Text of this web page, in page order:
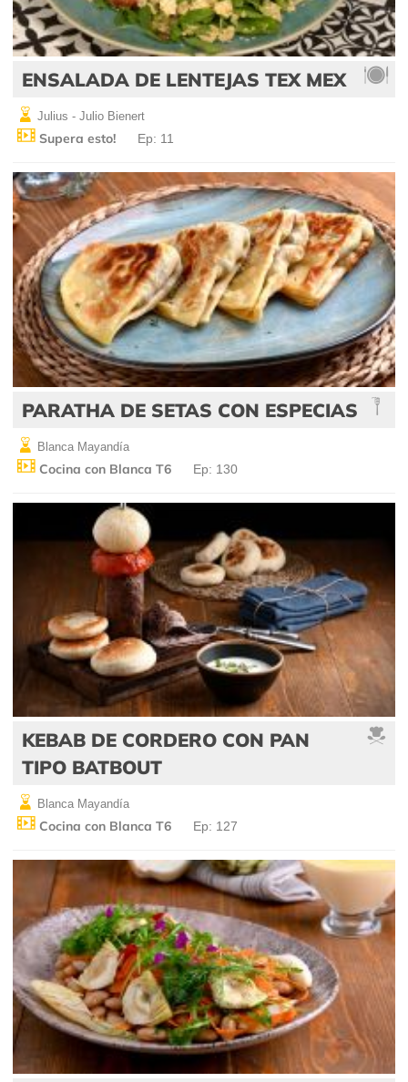
ENSALADA DE LENTEJAS TEX MEX
Julius - Julio Bienert
Supera esto! Ep: 11
PARATHA DE SETAS CON ESPECIAS
Blanca Mayandía
Cocina con Blanca T6 Ep: 130
KEBAB DE CORDERO CON PAN
TIPO BATBOUT
Blanca Mayandía
Cocina con Blanca T6 Ep: 127